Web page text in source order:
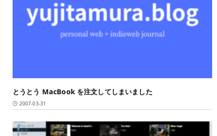
とうとう MacBook を注文してしまいました
2007-03-31